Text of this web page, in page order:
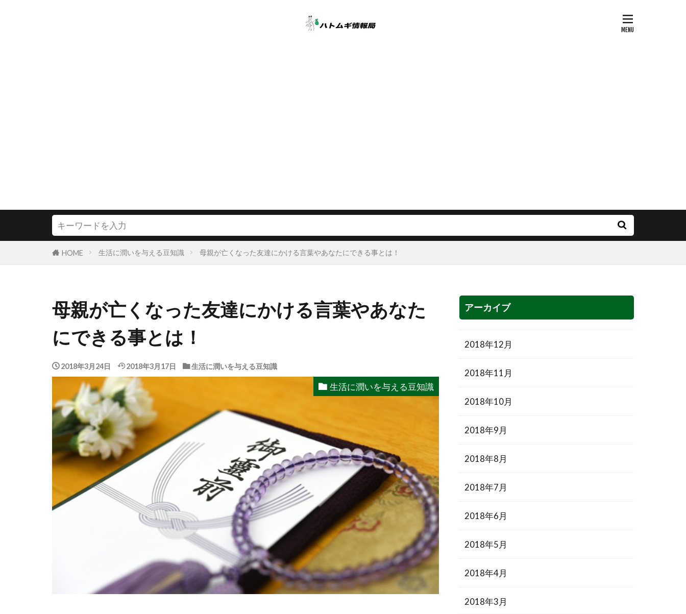
HOME 生活に潤いを与える豆知識 母親が亡くなった友達にかける言葉やあなたにできる事とは！
母親が亡くなった友達にかける言葉やあなた
にできる事とは！
2018年3月24日 2018年3月17日 生活に潤いを与える豆知識
生活に潤いを与える豆知識
アーカイブ
2018年12月
2018年11月
2018年10月
2018年9月
2018年8月
2018年7月
2018年6月
2018年5月
2018年4月
2018年3月